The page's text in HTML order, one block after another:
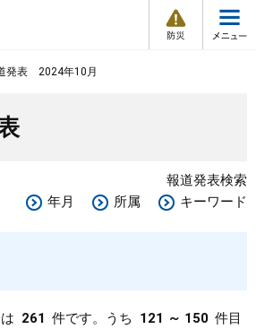
メ
発表 2024年10月
報道発表検索
年月
所属 キーワード
261 件です。うち 121 ～ 150 件目